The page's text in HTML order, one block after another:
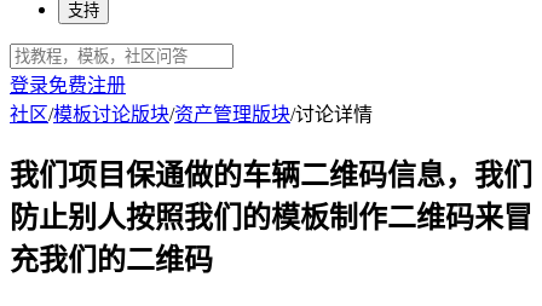
支持
登录免费注册
社区/模板讨论版块/资产管理版块/讨论详情
我们项目保通做的车辆二维码信息，我们
防止别人按照我们的模板制作二维码来冒
充我们的二维码